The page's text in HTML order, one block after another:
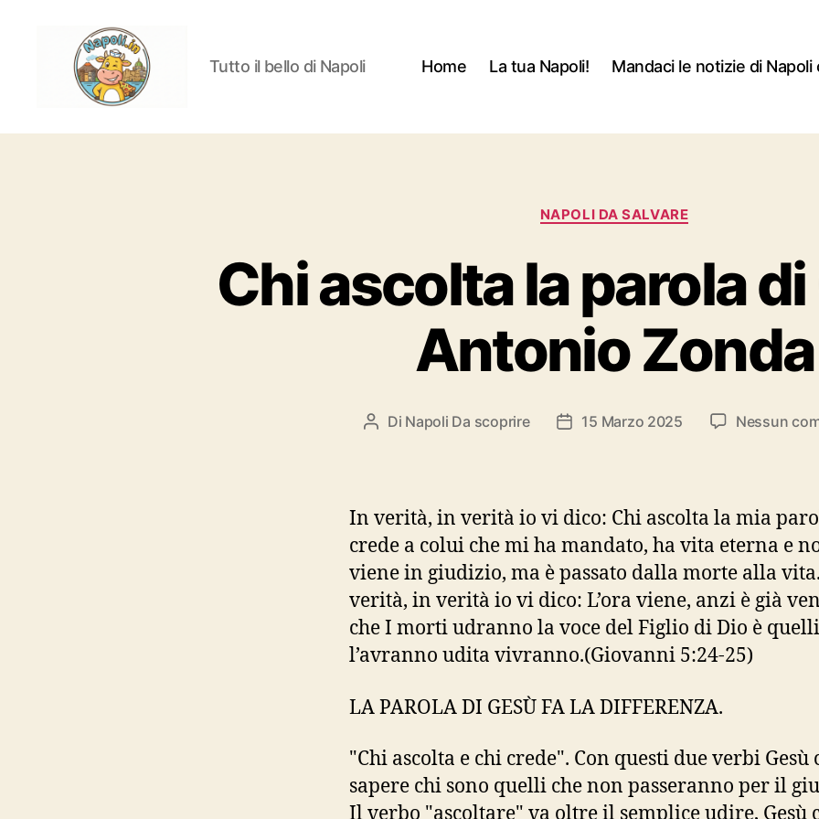
Napoli.in
Tutto il bello di Napoli Home La tua Napoli! Mandaci le notizie di
Categorie
NAPOLI DA SALVARE
Chi ascolta la parola
Antonio Zonda
Autore
Di Napoli Da scoprire
Data15 Marzo 2025 Nessun
In verità, in verità io vi dico: Chi ascolta la mia
crede a colui che mi ha mandato, ha vita eterna e
viene in giudizio, ma è passato dalla morte alla
verità, in verità io vi dico: L’ora viene, anzi è già
che I morti udranno la voce del Figlio di Dio è
l’avranno udita vivranno.(Giovanni 5:24-25)
LA PAROLA DI GESÙ FA LA DIFFERENZA.
"Chi ascolta e chi crede". Con questi due verbi Gesù
sapere chi sono quelli che non passeranno per il
Il verbo "ascoltare" va oltre il semplice udire, Gesù